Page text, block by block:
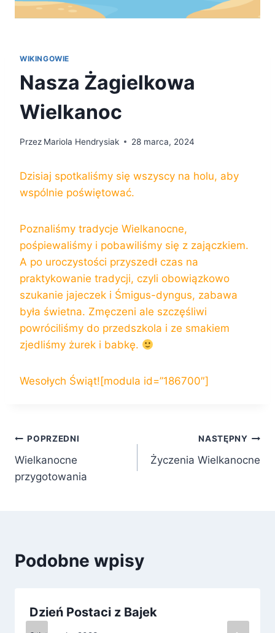
WIKINGOWIE
Nasza Żagielkowa
Wielkanoc
Przez Mariola Hendrysiak 28 marca, 2024
Dzisiaj spotkaliśmy się wszyscy na holu, aby
wspólnie poświętować.
Poznaliśmy tradycje Wielkanocne,
pośpiewaliśmy i pobawiliśmy się z zajączkiem.
A po uroczystości przyszedł czas na
praktykowanie tradycji, czyli obowiązkowo
szukanie jajeczek i Śmigus-dyngus, zabawa
była świetna. Zmęczeni ale szczęśliwi
powróciliśmy do przedszkola i ze smakiem
zjedliśmy żurek i babkę.
Wesołych Świąt![modula id=”186700″]
Nawigacja
wpisu
POPRZEDNI
Wielkanocne
przygotowania
NASTĘPNY
Życzenia Wielkanocne
Podobne wpisy
Dzień Postaci z Bajek